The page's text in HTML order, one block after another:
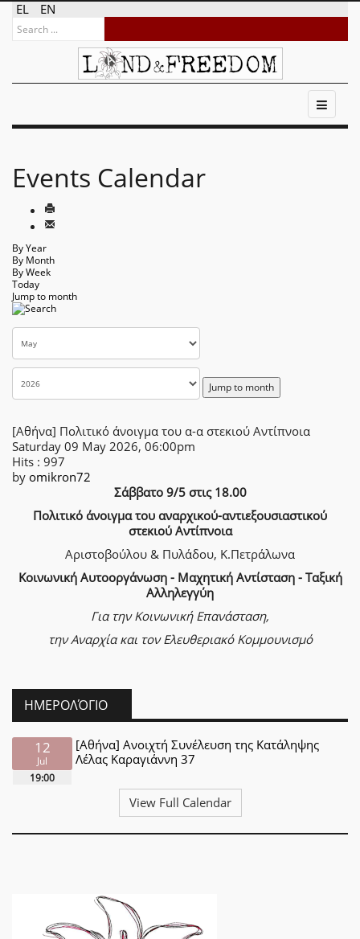
EL EN
Events Calendar
By Year
By Month
By Week
Today
Jump to month
Jump to month
[Αθήνα] Πολιτικό άνοιγμα του α-α στεκιού Αντίπνοια
Saturday 09 May 2026, 06:00pm
Hits : 997
by omikron72
Σάββατο 9/5 στις 18.00
Πολιτικό άνοιγμα του αναρχικού-αντιεξουσιαστικού
στεκιού Αντίπνοια
Αριστοβούλου & Πυλάδου, Κ.Πετράλωνα
Κοινωνική Αυτοοργάνωση - Μαχητική Αντίσταση - Ταξική
Αλληλεγγύη
Για την Κοινωνική Επανάσταση,
την Αναρχία και τον Ελευθεριακό Κομμουνισμό
ΗΜΕΡΟΛΌΓΙΟ
12
Jul
19:00
[Αθήνα] Ανοιχτή Συνέλευση της Κατάληψης
Λέλας Καραγιάννη 37
View Full Calendar